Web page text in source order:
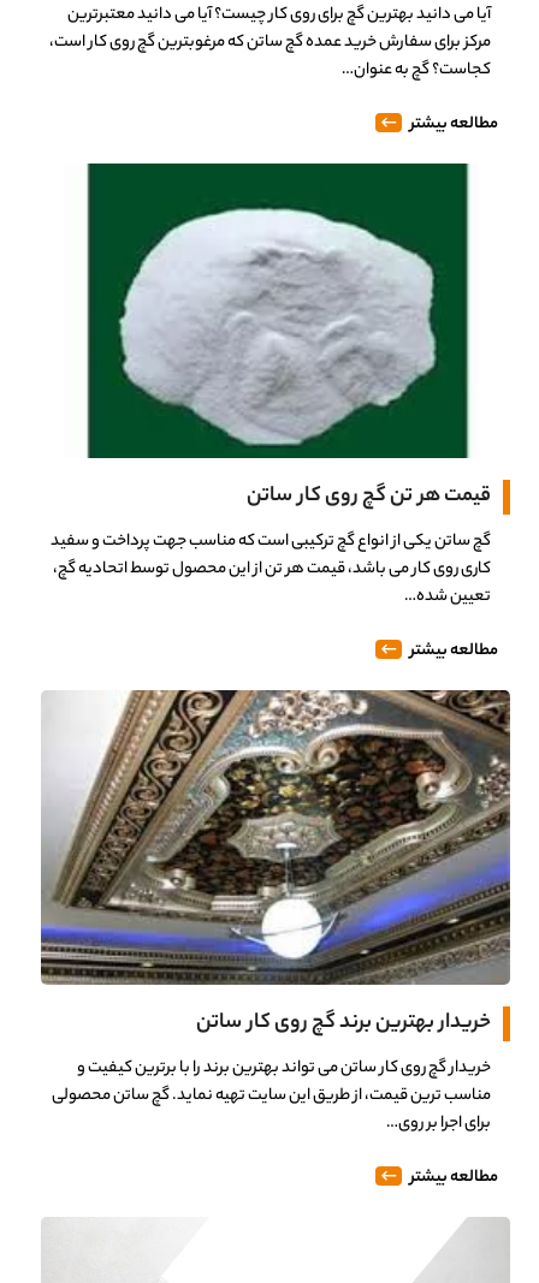
آیا می دانید بهترین گچ برای روی کار چیست؟ آیا می دانید معتبرترین
مرکز برای سفارش خرید عمده گچ ساتن که مرغوبترین گچ روی کار است،
کجاست؟ گچ به عنوان…
مطالعه بیشتر
قیمت هر تن گچ روی کار ساتن
گچ ساتن یکی از انواع گچ ترکیبی است که مناسب جهت پرداخت و سفید
کاری روی کار می باشد، قیمت هر تن از این محصول توسط اتحادیه گچ،
تعیین شده…
مطالعه بیشتر
خریدار بهترین برند گچ روی کار ساتن
خریدار گچ روی کار ساتن می تواند بهترین برند را با برترین کیفیت و
مناسب ترین قیمت، از طریق این سایت تهیه نماید. گچ ساتن محصولی
برای اجرا بر روی…
مطالعه بیشتر